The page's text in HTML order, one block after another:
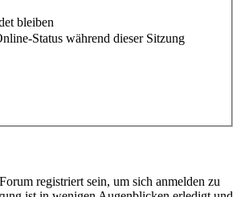
bleiben
Status während dieser Sitzung
registriert sein, um sich anmelden zu